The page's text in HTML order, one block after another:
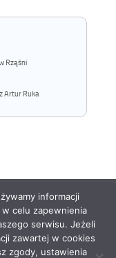
Rząśni
Artur Ruka
informacji
celu zapewnienia
serwisu. Jeżeli
zawartej w cookies
zgody, ustawienia